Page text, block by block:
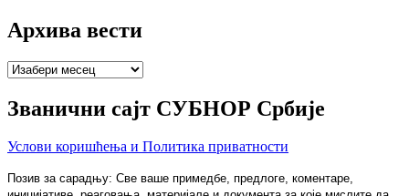
Архива вести
Архива
Званични сајт СУБНОР Србије
Услови коришћења и Политика приватности
Позив за сарадњу: Све ваше примедбе, предлоге, коментаре,